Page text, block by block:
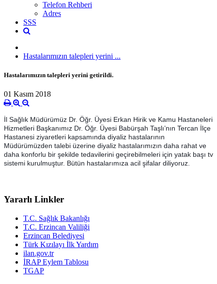
Telefon Rehberi
Adres
SSS
Hastalarımızın talepleri yerini ...
Hastalarımızın talepleri yerini getirildi.
01 Kasım 2018
İl Sağlık Müdürümüz Dr. Öğr. Üyesi Erkan Hirik ve Kamu Hastaneleri
Hizmetleri Başkanımız Dr. Öğr. Üyesi Babürşah Taşlı’nın Tercan İlçe
Hastanesi ziyaretleri kapsamında diyaliz hastalarının
Müdürümüzden talebi üzerine diyaliz hastalarımızın daha rahat ve
daha konforlu bir şekilde tedavilerini geçirebilmeleri için yatak başı tv
sistemi kurulmuştur. Bütün hastalarımıza acil şifalar diliyoruz.
Yararlı Linkler
T.C. Sağlık Bakanlığı
T.C. Erzincan Valiliği
Erzincan Belediyesi
Türk Kızılayı İlk Yardım
ilan.gov.tr
İRAP Eylem Tablosu
TGAP